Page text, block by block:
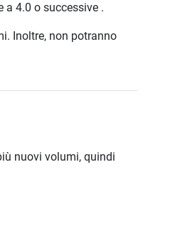
a 4.0 o successive .
Inoltre, non potranno
nuovi volumi, quindi